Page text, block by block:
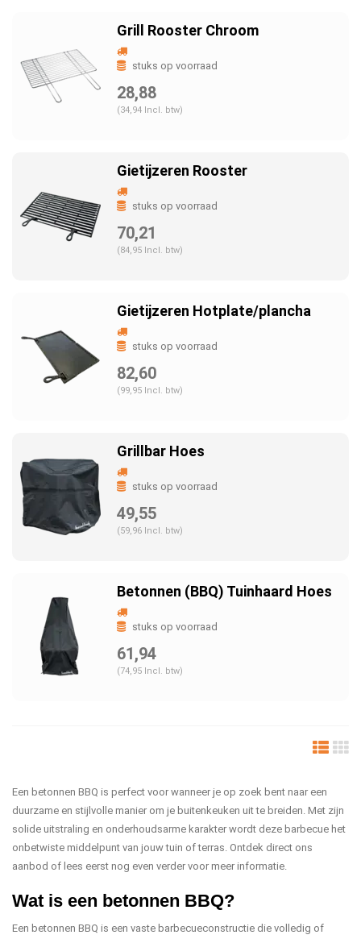
Grill Rooster Chroom
stuks op voorraad
28,88
(34,94 Incl. btw)
Gietijzeren Rooster
stuks op voorraad
70,21
(84,95 Incl. btw)
Gietijzeren Hotplate/plancha
stuks op voorraad
82,60
(99,95 Incl. btw)
Grillbar Hoes
stuks op voorraad
49,55
(59,96 Incl. btw)
Betonnen (BBQ) Tuinhaard Hoes
stuks op voorraad
61,94
(74,95 Incl. btw)
Een betonnen BBQ is perfect voor wanneer je op zoek bent naar een
duurzame en stijlvolle manier om je buitenkeuken uit te breiden. Met zijn
solide uitstraling en onderhoudsarme karakter wordt deze barbecue het
onbetwiste middelpunt van jouw tuin of terras. Ontdek direct ons
aanbod of lees eerst nog even verder voor meer informatie.
Wat is een betonnen BBQ?
Een betonnen BBQ is een vaste barbecueconstructie die volledig of